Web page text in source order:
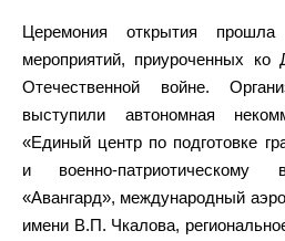
Церемония открытия
мероприятий, приуроченных
Отечественной войне.
выступили автономная
«Единый центр по подготовке
и военно-патриотическому
«Авангард», международный
имени В.П. Чкалова,